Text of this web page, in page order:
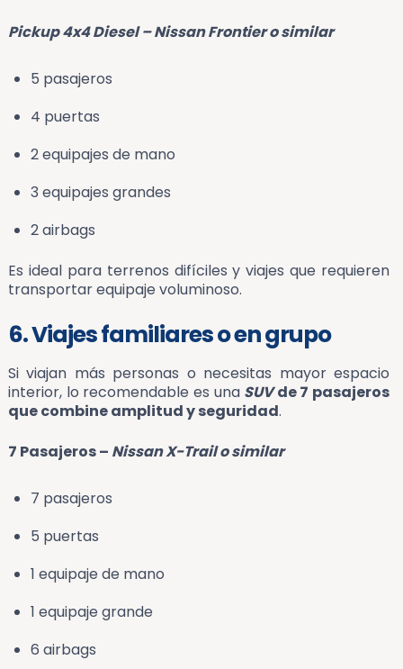
Pickup 4x4 Diesel – Nissan Frontier o similar
5 pasajeros
4 puertas
2 equipajes de mano
3 equipajes grandes
2 airbags
Es ideal para terrenos difíciles y viajes que requieren
transportar equipaje voluminoso.
6. Viajes familiares o en grupo
Si viajan más personas o necesitas mayor espacio
interior, lo recomendable es una SUVde 7 pasajeros
que combine amplitud y seguridad.
7 Pasajeros – Nissan X-Trail o similar
7 pasajeros
5 puertas
1 equipaje de mano
1 equipaje grande
6 airbags